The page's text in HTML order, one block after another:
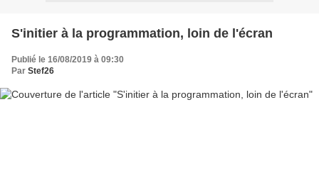
S'initier à la programmation, loin de l'écran
Publié le 16/08/2019 à 09:30
Par Stef26